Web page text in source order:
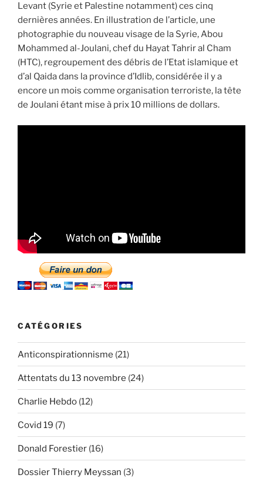
Levant (Syrie et Palestine notamment) ces cinq
dernières années. En illustration de l’article, une
photographie du nouveau visage de la Syrie, Abou
Mohammed al-Joulani, chef du Hayat Tahrir al Cham
(HTC), regroupement des débris de l’Etat islamique et
d’al Qaida dans la province d’Idlib, considérée il y a
encore un mois comme organisation terroriste, la tête
de Joulani étant mise à prix 10 millions de dollars.
CATÉGORIES
Anticonspirationnisme (21)
Attentats du 13 novembre (24)
Charlie Hebdo (12)
Covid 19 (7)
Donald Forestier (16)
Dossier Thierry Meyssan (3)